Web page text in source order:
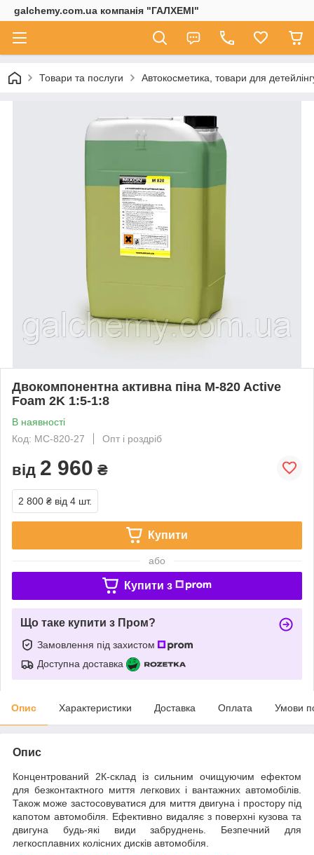
galchemy.com.ua компанія "ГАЛХЕМІ"
Товари та послуги Автокосметика, товари для
Двокомпонентна активна піна M-820 Active
Foam 2K 1:5-1:8
В наявності
Код: MC-820-27
Опт і роздріб
від 2 960 ₴
2 800 ₴ від 4 шт.
Купити
або
Купити з
Що таке купити з Пром?
Замовлення під захистом
Доступна доставка
Опис Характеристики Доставка Оплата Умови
Опис
Концентрований 2К-склад із сильним очищуючим ефектом
для безконтактного миття легкових і вантажних автомобілів.
Також може застосовуватися для миття двигуна і простору під
капотом автомобіля. Ефективно видаляє з поверхні кузова та
двигуна будь-які види забруднень. Безпечний для
легкосплавних колісних дисків автомобіля.